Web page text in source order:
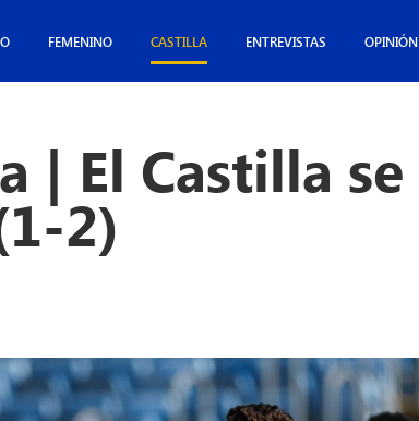
FEMENINO CASTILLA ENTREVISTAS OPINIÓN
| El Castilla se
2)